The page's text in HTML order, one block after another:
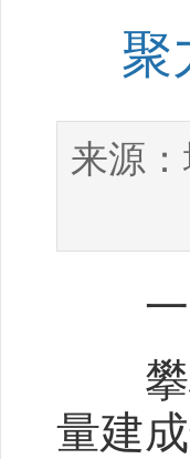
聚
来源：
一
攀枝
量建